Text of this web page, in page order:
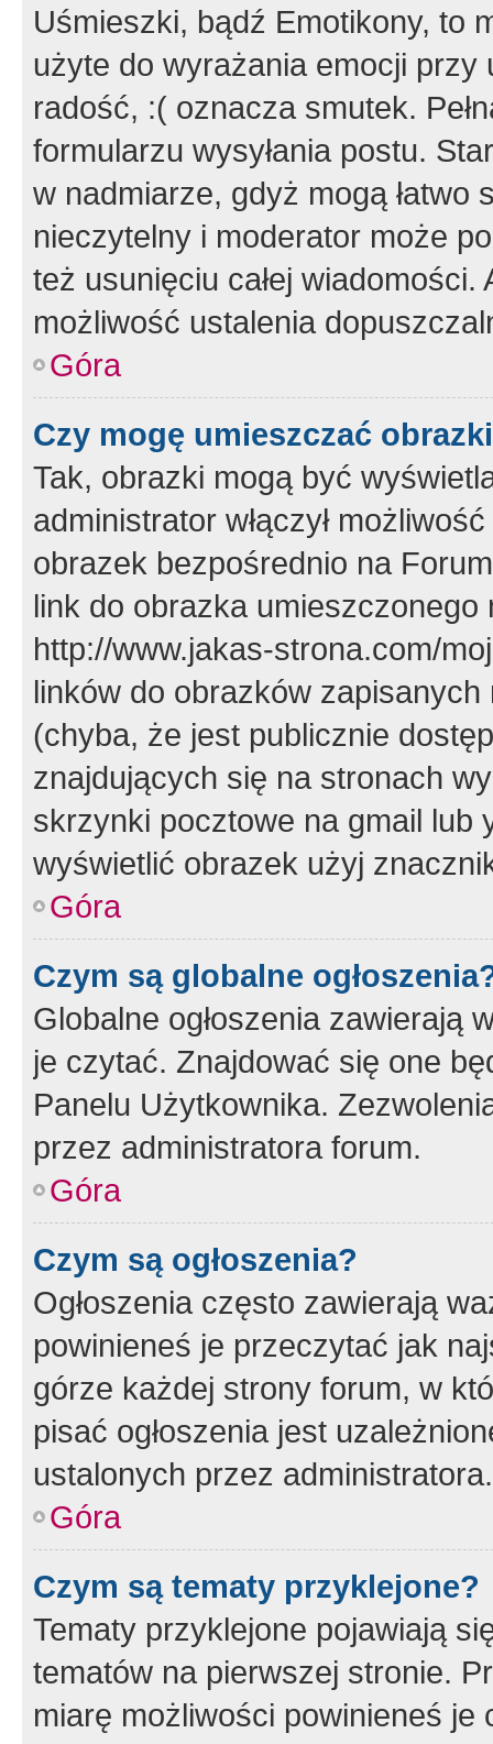
Uśmieszki, bądź Emotikony, to
użyte do wyrażania emocji
radość, :( oznacza smutek.
formularzu wysyłania postu.
w nadmiarze, gdyż mogą
nieczytelny i moderator może
też usunięciu całej
możliwość ustalenia
Góra
Czy mogę umieszczać
Tak, obrazki mogą być
administrator włączył
obrazek bezpośrednio na
link do obrazka
http://www.jakas-strona.com/
linków do obrazków
(chyba, że jest publicznie
znajdujących się na stronach
skrzynki pocztowe na gmail lub
wyświetlić obrazek użyj
Góra
Czym są globalne
Globalne ogłoszenia zawierają
je czytać. Znajdować się one
Panelu Użytkownika.
przez administratora forum.
Góra
Czym są ogłoszenia?
Ogłoszenia często zawierają
powinieneś je przeczytać jak
górze każdej strony forum, w
pisać ogłoszenia jest
ustalonych przez administratora.
Góra
Czym są tematy przyklejone?
Tematy przyklejone pojawiają
tematów na pierwszej stronie.
miarę możliwości powinieneś je